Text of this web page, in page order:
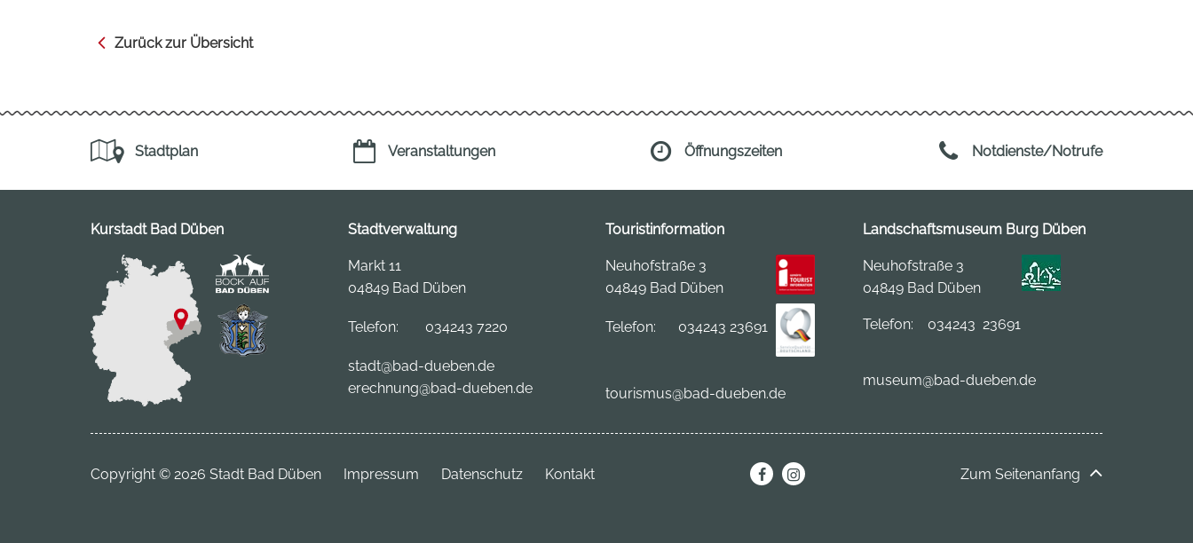
Zurück zur Übersicht
Stadtplan Veranstaltungen Öffnungszeiten Notdienste/Notrufe
Kurstadt Bad Düben Stadtverwaltung
Markt 11
04849 Bad Düben
Telefon: 034243 7220
stadt@bad-dueben.de
erechnung@bad-dueben.de
Touristinformation
Neuhofstraße 3
04849 Bad Düben
Telefon: 034243 23691
tourismus@bad-dueben.de
Landschaftsmuseum Burg Düben
Neuhofstraße 3
04849 Bad Düben
Telefon: 034243 23691
museum@bad-dueben.de
Copyright © 2026 Stadt Bad Düben Impressum Datenschutz Kontakt Zum Seitenanfang